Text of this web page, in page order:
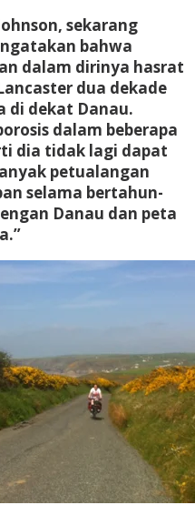
sekarang
bahwa
dalam dirinya hasrat
dua dekade
di dekat Danau.
dalam beberapa
dia tidak lagi dapat
petualangan
selama bertahun-
Danau dan peta